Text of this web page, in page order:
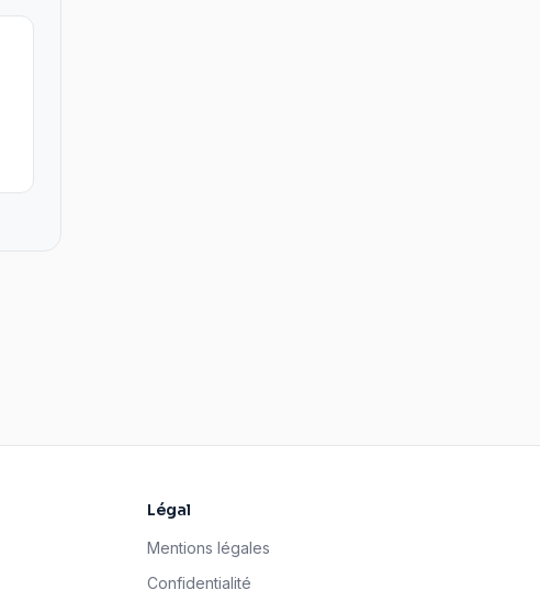
Légal
Mentions légales
Confidentialité